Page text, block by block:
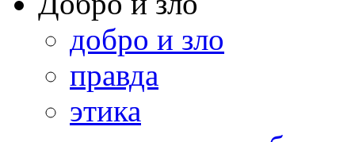
добро и зло
правда
этика